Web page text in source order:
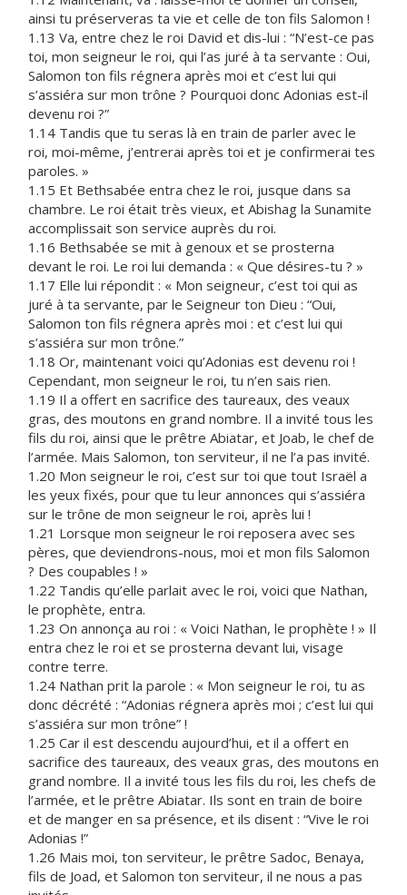
ainsi tu préserveras ta vie et celle de ton fils Salomon !
1.13 Va, entre chez le roi David et dis-lui : “N’est-ce pas
toi, mon seigneur le roi, qui l’as juré à ta servante : Oui,
Salomon ton fils régnera après moi et c’est lui qui
s’assiéra sur mon trône ? Pourquoi donc Adonias est-il
devenu roi ?”
1.14 Tandis que tu seras là en train de parler avec le
roi, moi-même, j’entrerai après toi et je confirmerai tes
paroles. »
1.15 Et Bethsabée entra chez le roi, jusque dans sa
chambre. Le roi était très vieux, et Abishag la Sunamite
accomplissait son service auprès du roi.
1.16 Bethsabée se mit à genoux et se prosterna
devant le roi. Le roi lui demanda : « Que désires-tu ? »
1.17 Elle lui répondit : « Mon seigneur, c’est toi qui as
juré à ta servante, par le Seigneur ton Dieu : “Oui,
Salomon ton fils régnera après moi : et c’est lui qui
s’assiéra sur mon trône.”
1.18 Or, maintenant voici qu’Adonias est devenu roi !
Cependant, mon seigneur le roi, tu n’en sais rien.
1.19 Il a offert en sacrifice des taureaux, des veaux
gras, des moutons en grand nombre. Il a invité tous les
fils du roi, ainsi que le prêtre Abiatar, et Joab, le chef de
l’armée. Mais Salomon, ton serviteur, il ne l’a pas invité.
1.20 Mon seigneur le roi, c’est sur toi que tout Israël a
les yeux fixés, pour que tu leur annonces qui s’assiéra
sur le trône de mon seigneur le roi, après lui !
1.21 Lorsque mon seigneur le roi reposera avec ses
pères, que deviendrons-nous, moi et mon fils Salomon
? Des coupables ! »
1.22 Tandis qu’elle parlait avec le roi, voici que Nathan,
le prophète, entra.
1.23 On annonça au roi : « Voici Nathan, le prophète ! » Il
entra chez le roi et se prosterna devant lui, visage
contre terre.
1.24 Nathan prit la parole : « Mon seigneur le roi, tu as
donc décrété : “Adonias régnera après moi ; c’est lui qui
s’assiéra sur mon trône” !
1.25 Car il est descendu aujourd’hui, et il a offert en
sacrifice des taureaux, des veaux gras, des moutons en
grand nombre. Il a invité tous les fils du roi, les chefs de
l’armée, et le prêtre Abiatar. Ils sont en train de boire
et de manger en sa présence, et ils disent : “Vive le roi
Adonias !”
1.26 Mais moi, ton serviteur, le prêtre Sadoc, Benaya,
fils de Joad, et Salomon ton serviteur, il ne nous a pas